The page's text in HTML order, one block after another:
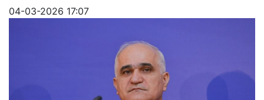
04-03-2026 17:07